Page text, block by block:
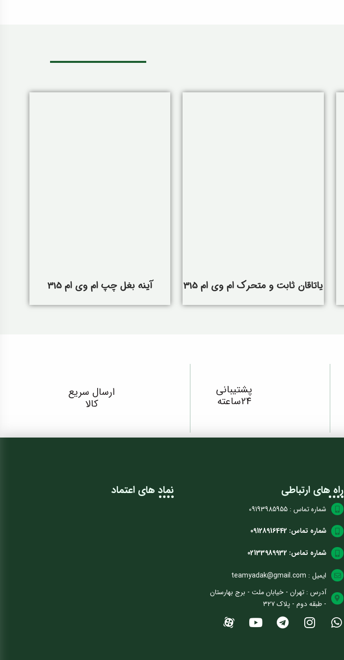
یاتاقان ثابت و متحرک ام وی ام 315 آینه بغل چپ ام وی ام 315
پشتیبانی
24ساعته
ارسال سریع
کالا
راه های ارتباطی
شماره تماس : 09193985955
شماره تماس: 09128916442
شماره تماس: 02133989932
ایمیل : teamyadak@gmail.com
آدرس : تهران - خیابان ملت - برج بهارستان
- طبقه دوم - پلاک ۳۲۷
نماد های اعتماد